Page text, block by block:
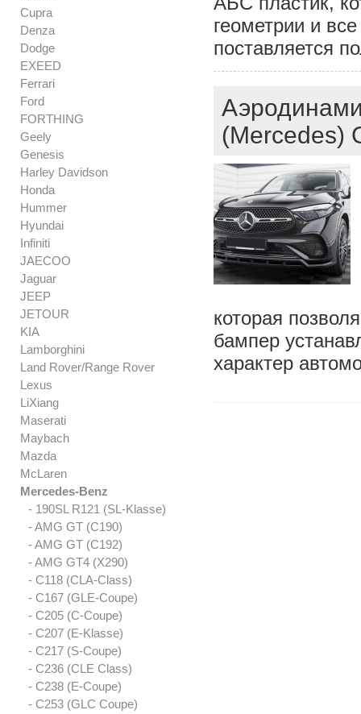
Cupra
Denza
Dodge
EXEED
Ferrari
Ford
FORTHING
Geely
Genesis
Harley Davidson
Honda
Hummer
Hyundai
Infiniti
JAECOO
Jaguar
JEEP
JETOUR
KIA
Lamborghini
Land Rover/Range Rover
Lexus
LiXiang
Maserati
Maybach
Mazda
McLaren
Mercedes-Benz
- 190SL R121 (SL-Klasse)
- AMG GT (C190)
- AMG GT (C192)
- AMG GT4 (X290)
- C118 (CLA-Class)
- C167 (GLE-Coupe)
- C205 (C-Coupe)
- C207 (E-Klasse)
- C217 (S-Coupe)
- C236 (CLE Class)
- C238 (E-Coupe)
- C253 (GLC Coupe)
геометрии и
поставляется
(Mercedes)
которая
бампер
характер